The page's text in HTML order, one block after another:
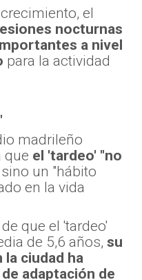
el
nocturnas
a nivel
para la actividad
madrileño
que el 'tardeo' "no
sino un "hábito
en la vida
que el 'tardeo'
de 5,6 años, su
ciudad ha
adaptación de